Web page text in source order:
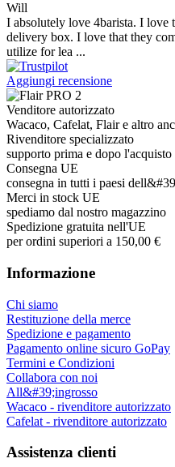
Will
I absolutely love 4barista. I love
delivery box. I love that they
utilize for lea ...
Aggiungi recensione
Venditore autorizzato
Wacaco, Cafelat, Flair e altro
Rivenditore specializzato
supporto prima e dopo l'acquisto
Consegna UE
consegna in tutti i paesi
Merci in stock UE
spediamo dal nostro magazzino
Spedizione gratuita nell'UE
per ordini superiori a 150,00 €
Informazione
Chi siamo
Restituzione della merce
Spedizione e pagamento
Pagamento online sicuro GoPay
Termini e Condizioni
Collabora con noi
All&#39;ingrosso
Wacaco - rivenditore autorizzato
Cafelat - rivenditore autorizzato
Assistenza clienti